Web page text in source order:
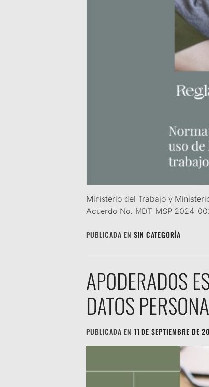
Ministerio del Trabajo y
Acuerdo No. MDT-MSP-2024-
PUBLICADA EN SIN CATEGORÍA
APODERADOS
DATOS
PUBLICADA EN 11 DE SEPTIEMBRE DE